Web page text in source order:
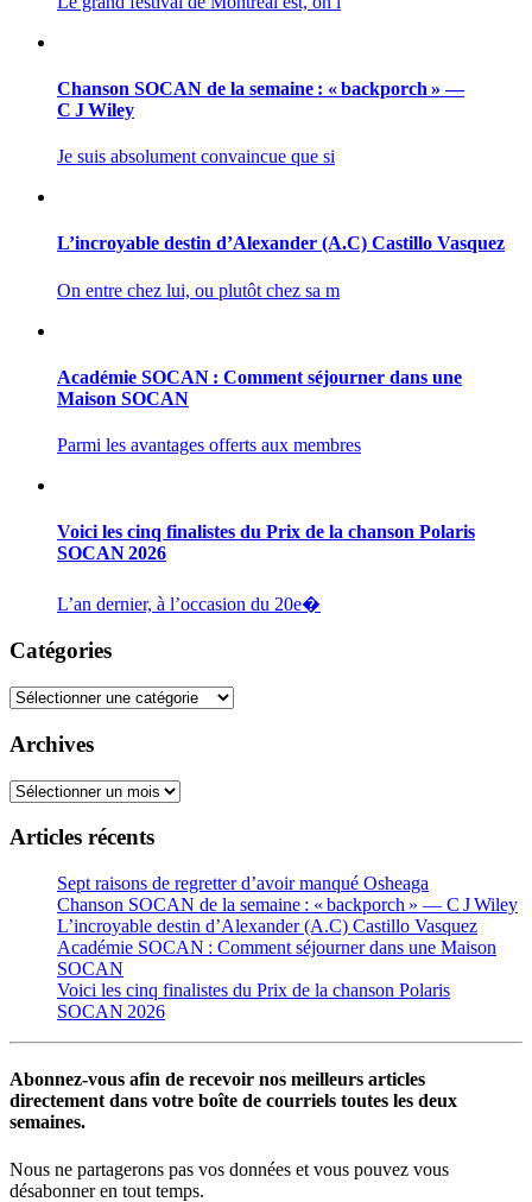
Chanson SOCAN de la semaine : « backporch » —
C J Wiley
Je suis absolument convaincue que si
L’incroyable destin d’Alexander (A.C) Castillo Vasquez
On entre chez lui, ou plutôt chez sa m
Académie SOCAN : Comment séjourner dans une
Maison SOCAN
Parmi les avantages offerts aux membres
Voici les cinq finalistes du Prix de la chanson Polaris
SOCAN 2026
L’an dernier, à l’occasion du 20e�
Catégories
Catégories
Archives
Archives
Articles récents
Sept raisons de regretter d’avoir manqué Osheaga
Chanson SOCAN de la semaine : « backporch » — C J Wiley
L’incroyable destin d’Alexander (A.C) Castillo Vasquez
Académie SOCAN : Comment séjourner dans une Maison
SOCAN
Voici les cinq finalistes du Prix de la chanson Polaris
SOCAN 2026
Abonnez-vous afin de recevoir nos meilleurs articles
directement dans votre boîte de courriels toutes les deux
semaines.
Nous ne partagerons pas vos données et vous pouvez vous
désabonner en tout temps.